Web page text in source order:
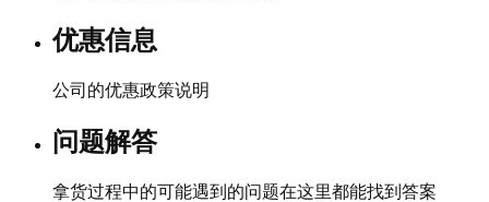
优惠信息
公司的优惠政策说明
问题解答
拿货过程中的可能遇到的问题在这里都能找到答案